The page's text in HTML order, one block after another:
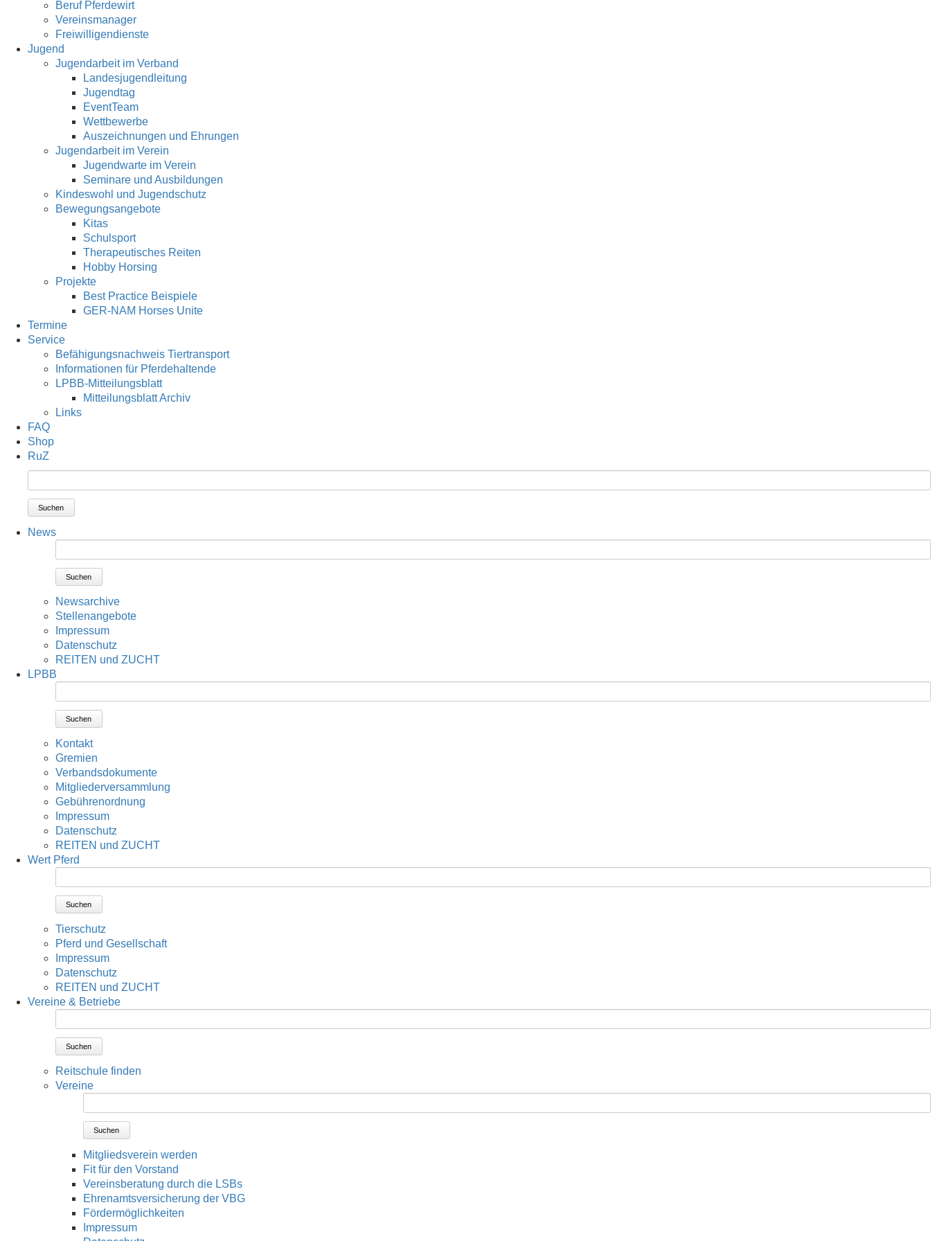
Beruf Pferdewirt
Vereinsmanager
Freiwilligendienste
Jugend
Jugendarbeit im Verband
Landesjugendleitung
Jugendtag
EventTeam
Wettbewerbe
Auszeichnungen und Ehrungen
Jugendarbeit im Verein
Jugendwarte im Verein
Seminare und Ausbildungen
Kindeswohl und Jugendschutz
Bewegungsangebote
Kitas
Schulsport
Therapeutisches Reiten
Hobby Horsing
Projekte
Best Practice Beispiele
GER-NAM Horses Unite
Termine
Service
Befähigungsnachweis Tiertransport
Informationen für Pferdehaltende
LPBB-Mitteilungsblatt
Mitteilungsblatt Archiv
Links
FAQ
Shop
RuZ
Suchen
News
Suchen
Newsarchive
Stellenangebote
Impressum
Datenschutz
REITEN und ZUCHT
LPBB
Suchen
Kontakt
Gremien
Verbandsdokumente
Mitgliederversammlung
Gebührenordnung
Impressum
Datenschutz
REITEN und ZUCHT
Wert Pferd
Suchen
Tierschutz
Pferd und Gesellschaft
Impressum
Datenschutz
REITEN und ZUCHT
Vereine & Betriebe
Suchen
Reitschule finden
Vereine
Suchen
Mitgliedsverein werden
Fit für den Vorstand
Vereinsberatung durch die LSBs
Ehrenamtsversicherung der VBG
Fördermöglichkeiten
Impressum